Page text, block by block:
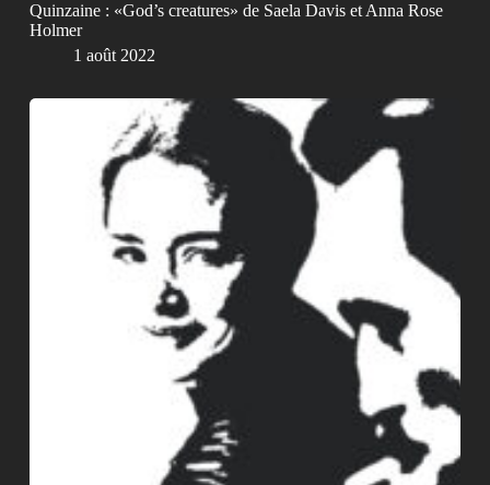
Quinzaine : «God’s creatures» de Saela Davis et Anna Rose
Holmer
1 août 2022